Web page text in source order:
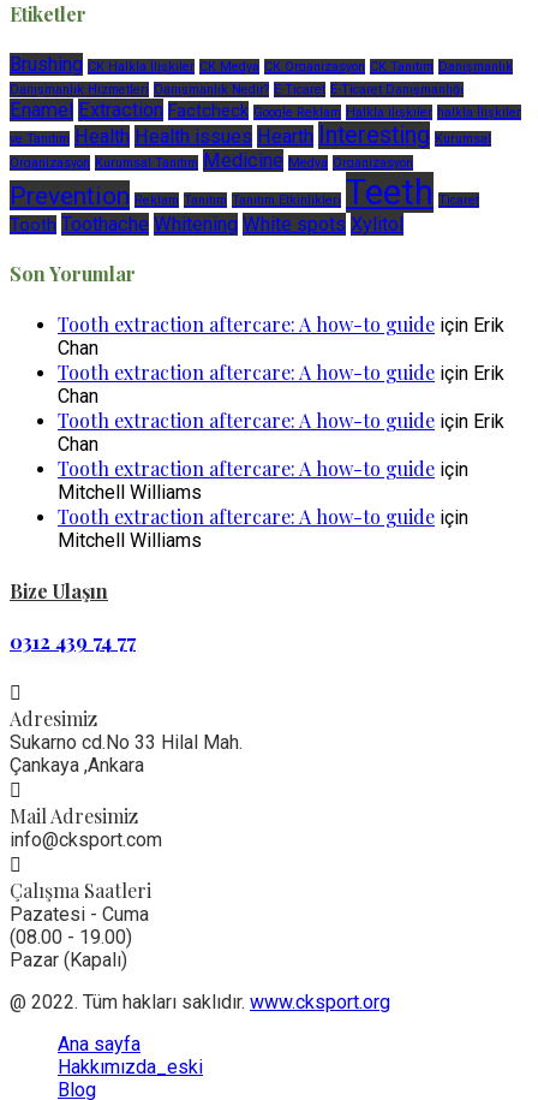
Etiketler
Brushing CK Halkla İlişkiler CK Medya CK Organizasyon CK Tanıtım Danışmanlık
Danışmanlık Hizmetleri Danışmanlık Nedir? E-Ticaret E-Ticaret Danışmanlığı
Enamel Extraction Factcheck Google Reklam Halkla ilişkiler halkla İlişkiler
ve Tanıtım Health Health issues Hearth Interesting Kurumsal
Organizasyon Kurumsal Tanıtım Medicine Medya Organizasyon
Prevention Reklam Tanıtım Tanıtım Etkinlikleri Teeth Ticaret
Tooth Toothache Whitening White spots Xylitol
Son Yorumlar
Tooth extraction aftercare: A how-to guide için Erik
Chan
Tooth extraction aftercare: A how-to guide için Erik
Chan
Tooth extraction aftercare: A how-to guide için Erik
Chan
Tooth extraction aftercare: A how-to guide için
Mitchell Williams
Tooth extraction aftercare: A how-to guide için
Mitchell Williams
Bize Ulaşın
0312 439 74 77
Adresimiz
Sukarno cd.No 33 Hilal Mah.
Çankaya ,Ankara
Mail Adresimiz
info@cksport.com
Çalışma Saatleri
Pazatesi - Cuma
(08.00 - 19.00)
Pazar (Kapalı)
@ 2022. Tüm hakları saklıdır. www.cksport.org
Ana sayfa
Hakkımızda_eski
Blog